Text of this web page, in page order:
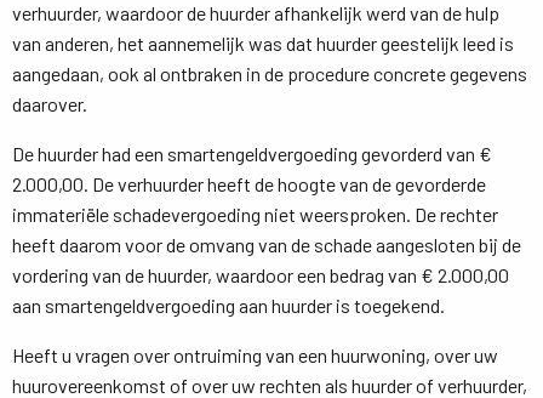
verhuurder, waardoor de huurder afhankelijk werd van de hulp
van anderen, het aannemelijk was dat huurder geestelijk leed is
aangedaan, ook al ontbraken in de procedure concrete gegevens
daarover.
De huurder had een smartengeldvergoeding gevorderd van €
2.000,00. De verhuurder heeft de hoogte van de gevorderde
immateriële schadevergoeding niet weersproken. De rechter
heeft daarom voor de omvang van de schade aangesloten bij de
vordering van de huurder, waardoor een bedrag van € 2.000,00
aan smartengeldvergoeding aan huurder is toegekend.
Heeft u vragen over ontruiming van een huurwoning, over uw
huurovereenkomst of over uw rechten als huurder of verhuurder,